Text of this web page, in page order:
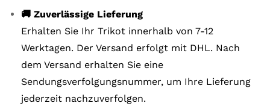
🚚 Zuverlässige Lieferung
Erhalten Sie Ihr Trikot innerhalb von 7-12
Werktagen. Der Versand erfolgt mit DHL. Nach
dem Versand erhalten Sie eine
Sendungsverfolgungsnummer, um Ihre Lieferung
jederzeit nachzuverfolgen.